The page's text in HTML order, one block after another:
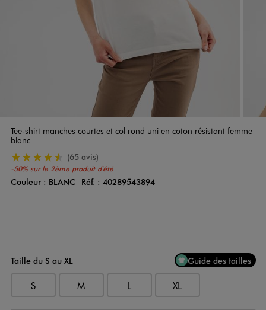
Tee-shirt manches courtes et col rond uni en coton résistant femme
blanc
-50% sur le 2ème produit d'été
4.5/5 de moyenne
(65 avis)
Couleur
Couleur : BLANC Réf. : 40289543894
Taille du S au XL Guide des tailles
S M L XL